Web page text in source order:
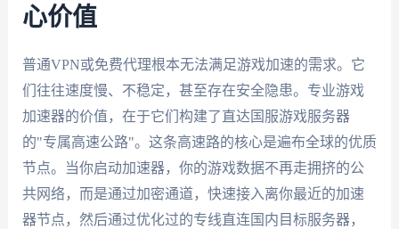
心价值
普通VPN或免费代理根本无法满足游戏加速的需求。它
们往往速度慢、不稳定，甚至存在安全隐患。专业游戏
加速器的价值，在于它们构建了直达国服游戏服务器
的"专属高速公路"。这条高速路的核心是遍布全球的优质
节点。当你启动加速器，你的游戏数据不再走拥挤的公
共网络，而是通过加密通道，快速接入离你最近的加速
器节点，然后通过优化过的专线直连国内目标服务器，